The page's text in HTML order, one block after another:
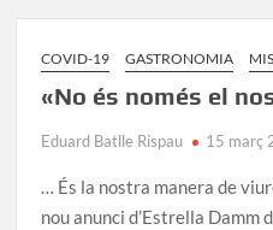
o
k
n
te
ix
COVID-19 GASTRONOMIA
«No és només el
Eduard Batlle Rispau 15 març
… És la nostra manera de
nou anunci d’Estrella Damm